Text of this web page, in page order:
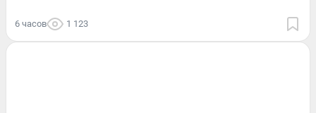
6 часов 1 123